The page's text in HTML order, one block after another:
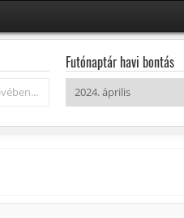
Futónaptár havi bontás